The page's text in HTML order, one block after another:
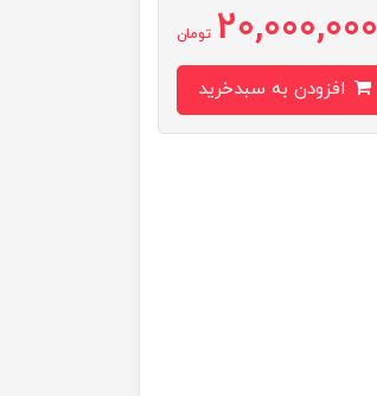
20,000,000 تومان